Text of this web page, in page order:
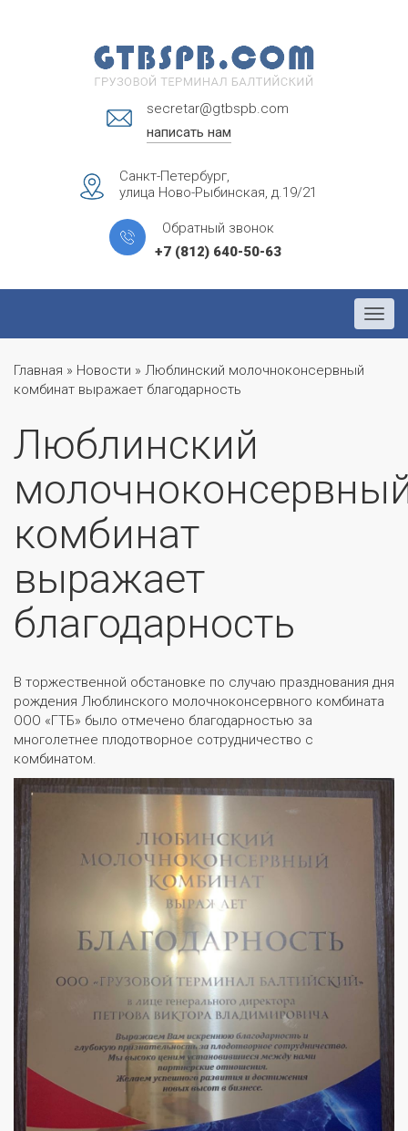
secretar@gtbspb.com
написать нам
Санкт-Петербург,
улица Ново-Рыбинская, д.19/21
Обратный звонок
+7 (812) 640-50-63
Menu
Главная » Новости » Люблинский молочноконсервный
комбинат выражает благодарность
Люблинский
комбинат
выражает
благодарность
В торжественной обстановке по случаю празднования дня
рождения Люблинского молочноконсервного комбината
ООО «ГТБ» было отмечено благодарностью за
многолетнее плодотворное сотрудничество с
комбинатом.